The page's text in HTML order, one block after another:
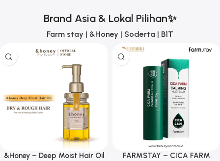
Brand Asia & Lokal Pilihan✨
Farm stay | &Honey | Soderta | B1T
&Honey – Deep Moist Hair Oil
FARMSTAY – CICA FARM